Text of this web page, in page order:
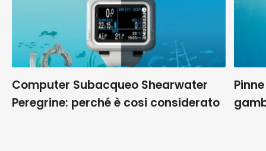
Computer Subacqueo Shearwater
Peregrine: perché è cosi considerato